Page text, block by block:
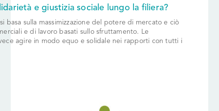
e giustizia sociale lungo la filiera?
basa sulla massimizzazione del potere di mercato e ciò
e di lavoro basati sullo sfruttamento. Le
agire in modo equo e solidale nei rapporti con tutti i